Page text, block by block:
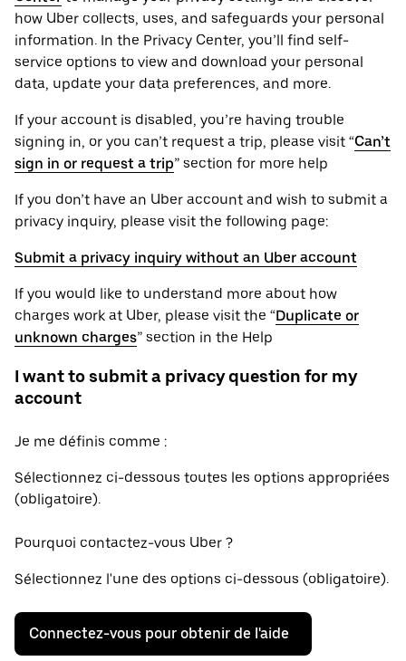
how Uber collects, uses, and safeguards your personal
information. In the Privacy Center, you’ll find self-
service options to view and download your personal
data, update your data preferences, and more.
If your account is disabled, you’re having trouble
signing in, or you can’t request a trip, please visit “Can’t
sign in or request a trip” section for more help
If you don’t have an Uber account and wish to submit a
privacy inquiry, please visit the following page:
Submit a privacy inquiry without an Uber account
If you would like to understand more about how
charges work at Uber, please visit the “Duplicate or
unknown charges” section in the Help
I want to submit a privacy question for my
account
Je me définis comme :
Sélectionnez ci-dessous toutes les options appropriées
(obligatoire).
Pourquoi contactez-vous Uber ?
Sélectionnez l'une des options ci-dessous (obligatoire).
Connectez-vous pour obtenir de l'aide